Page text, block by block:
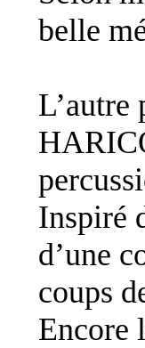
belle
L’autre
Inspiré
d’une
coups
Encore